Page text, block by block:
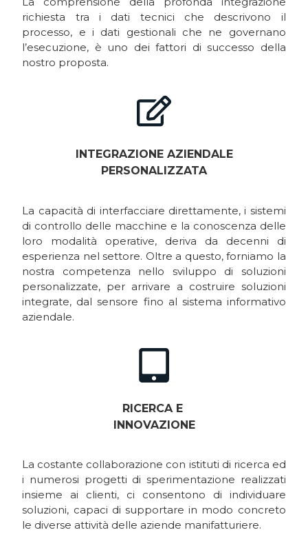
richiesta tra i dati tecnici che descrivono il
processo, e i dati gestionali che ne governano
l’esecuzione, è uno dei fattori di successo della
nostro proposta.
INTEGRAZIONE AZIENDALE
PERSONALIZZATA
La capacità di interfacciare direttamente, i sistemi
di controllo delle macchine e la conoscenza delle
loro modalità operative, deriva da decenni di
esperienza nel settore. Oltre a questo, forniamo la
nostra competenza nello sviluppo di soluzioni
personalizzate, per arrivare a costruire soluzioni
integrate, dal sensore fino al sistema informativo
aziendale.
RICERCA E
INNOVAZIONE
La costante collaborazione con istituti di ricerca ed
i numerosi progetti di sperimentazione realizzati
insieme ai clienti, ci consentono di individuare
soluzioni, capaci di supportare in modo concreto
le diverse attività delle aziende manifatturiere.